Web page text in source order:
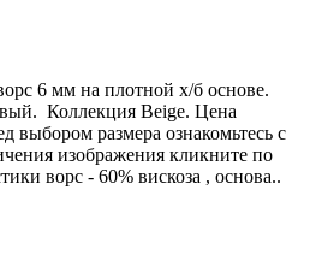
6 мм на плотной х/б основе.
Коллекция Beige. Цена
выбором размера ознакомьтесь с
изображения кликните по
ворс - 60% вискоза , основа..